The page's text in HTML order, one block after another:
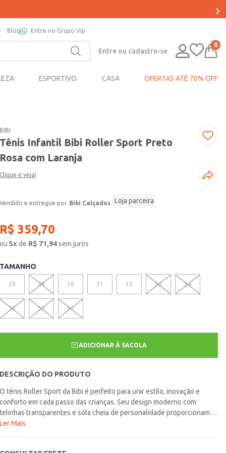
Blog Entre no Grupo Vip
Entre ou cadastre-se
0
ESPORTIVO CASA OFERTAS ATÉ 70% OFF
BIBI
Tênis Infantil Bibi Roller Sport Preto
Rosa com Laranja
Clique e veja!
Bibi Calçados Loja parceira
R$ 359,70
ou5xde R$ 71,94sem juros
TAMANHO
28 29 30 31 32 33 34
35 36 37
ADICIONAR À SACOLA
DESCRIÇÃO DO PRODUTO
O tênis Roller Sport da Bibi é perfeito para unir estilo, inovação e
conforto em cada passo das crianças. Seu design moderno com
telinhas transparentes e sola cheia de personalidade proporcionam
um visual marcante, divertido e cheio de movimento. As combinações
Ler Mais